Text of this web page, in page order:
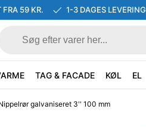
FRA 59 KR. 1-3 DAGES LEVERING
TAG & FACADE KØL EL
galvaniseret 3'' 100 mm